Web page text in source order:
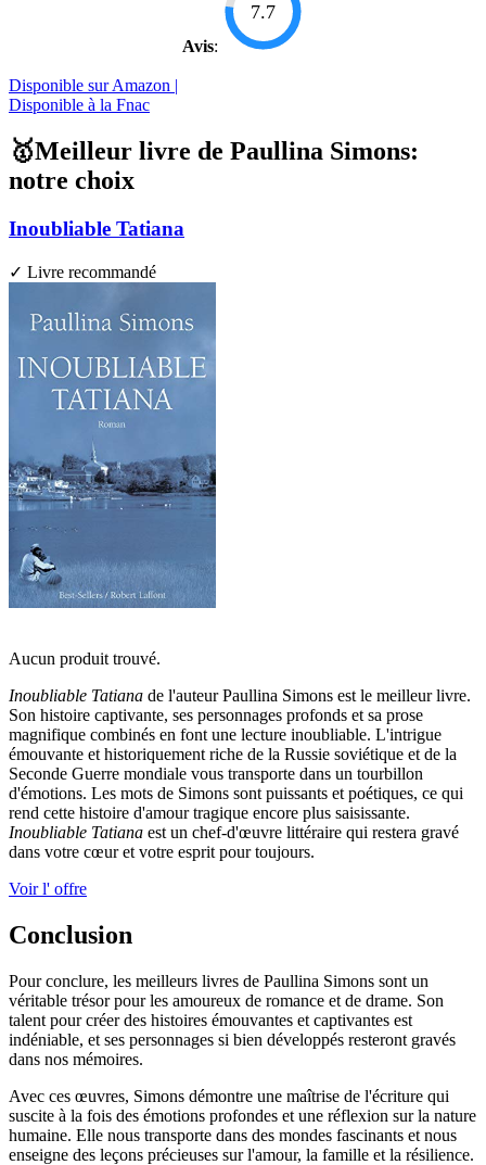
Avis:
7.7
Disponible sur Amazon |
Disponible à la Fnac
🥇Meilleur livre de Paullina Simons:
notre choix
Inoubliable Tatiana
✓ Livre recommandé
Aucun produit trouvé.
Inoubliable Tatiana de l'auteur Paullina Simons est le meilleur livre.
Son histoire captivante, ses personnages profonds et sa prose
magnifique combinés en font une lecture inoubliable. L'intrigue
émouvante et historiquement riche de la Russie soviétique et de la
Seconde Guerre mondiale vous transporte dans un tourbillon
d'émotions. Les mots de Simons sont puissants et poétiques, ce qui
rend cette histoire d'amour tragique encore plus saisissante.
Inoubliable Tatiana est un chef-d'œuvre littéraire qui restera gravé
dans votre cœur et votre esprit pour toujours.
Voir l' offre
Conclusion
Pour conclure, les meilleurs livres de Paullina Simons sont un
véritable trésor pour les amoureux de romance et de drame. Son
talent pour créer des histoires émouvantes et captivantes est
indéniable, et ses personnages si bien développés resteront gravés
dans nos mémoires.
Avec ces œuvres, Simons démontre une maîtrise de l'écriture qui
suscite à la fois des émotions profondes et une réflexion sur la nature
humaine. Elle nous transporte dans des mondes fascinants et nous
enseigne des leçons précieuses sur l'amour, la famille et la résilience.